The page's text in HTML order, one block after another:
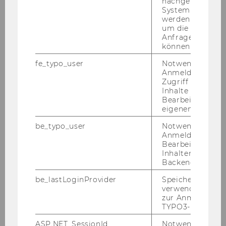
rin­nen über 2.100 Men­schen in Ös­ter­reich. Die
Er­geb­nis­se zei­gen: Frau­en und Män­ner ar­bei­
te­ten im Un­ter­su­chungs­zeit­raum täg­lich zwi­
schen 11 und 15 Stun­den. Al­lein­er­zie­he­rin­nen
kom­men mit knapp 15 Stun­den auf die meis­
ten Stun­den pro Tag, davon sind rund 9 Stun­
den un­be­zahl­te Kin­der­be­treu­ung. Am meis­ten
un­be­zahlt ar­bei­ten je­doch Frau­en in Paar­haus­
hal­ten mit Kin­dern – sie kom­men auf gleich 9
½ von ins­ge­samt 14 ½ Ar­beits­stun­den. Die
Väter in Paar­haus­hal­ten ar­bei­te­ten im Ver­
gleich dazu täg­lich etwa 30 Mi­nu­ten we­ni­ger,
sie leis­te­ten rund 6 ¾ Stun­den be­zahl­te und
knap­pe 7 Stun­den un­be­zahl­te Ar­beit. Diese Re­
la­tio­nen zeig­ten sich auch, wenn beide El­tern
in Home-​Office waren. „In Haus­hal­ten mit Kin­
dern hat das Ho­me­of­fice kei­ner­lei po­si­ti­ven
Ein­fluss auf die Aus­ge­wo­gen­heit der Ar­beits­
System
werden.
um die Antwort
Anfrage
können.
fe_typo_user
Notwendig für
Anmeldung und
Zugriff auf
Inhalte oder zur
Bearbeitung des
eigenen Profils.
be_typo_user
Notwendig für
Anmeldung und
Bearbeitung von
Inhalten im
Backend.
be_lastLoginProvider
Speichert die
verwendete
zur Anmeldung
TYPO3-Backend.
ASP.NET_SessionId
Notwendig, um